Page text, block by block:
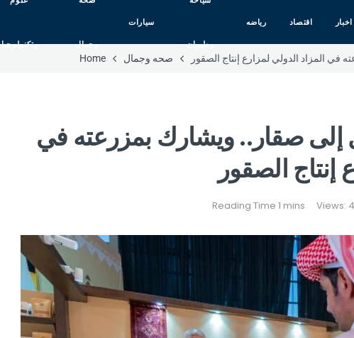
اخبار اقتصاد رياضه
وطيران
سيارات
وجمال وتكنولوجيا
المزاد الدولي لمزارع إنتاج الصقور
صحه وجمال Home
إلى صقار.. ويشارك بمزرعته في
إنتاج الصقور
Views: